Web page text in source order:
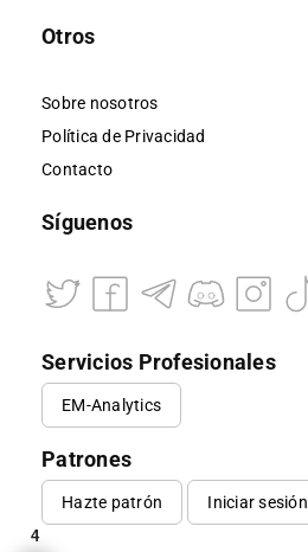
Otros
Sobre nosotros
Política de Privacidad
Contacto
Síguenos
Servicios Profesionales
EM-Analytics
Patrones
Hazte patrón Iniciar sesión
4